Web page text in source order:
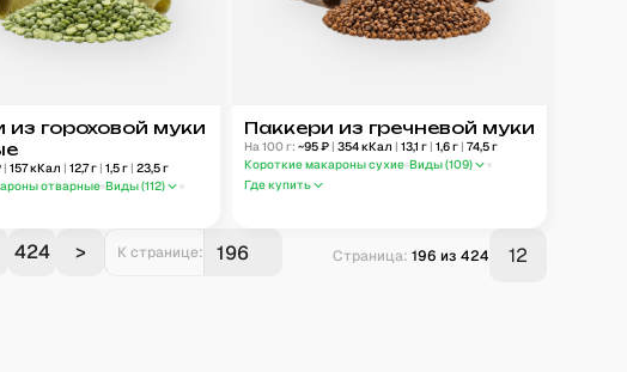
из гороховой муки
| 157кКал | 12,7г | 1,5г | 23,5г
отварные Виды (112)
Паккери из гречневой муки
На 100 г: ~95₽ | 354кКал | 13,1 г | 1,6г | 74,5г
Короткие макароны сухие Виды (109)
Где купить
424 > К странице: Страница: 196 из 424 12